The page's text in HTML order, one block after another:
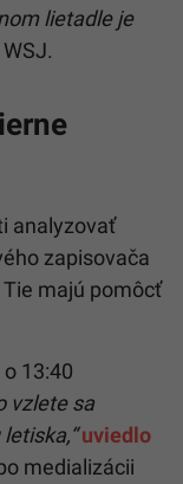
lietadle je
analyzovať
zapisovača
majú pomôcť
13:40
vzlete sa
uviedlo
medializácii